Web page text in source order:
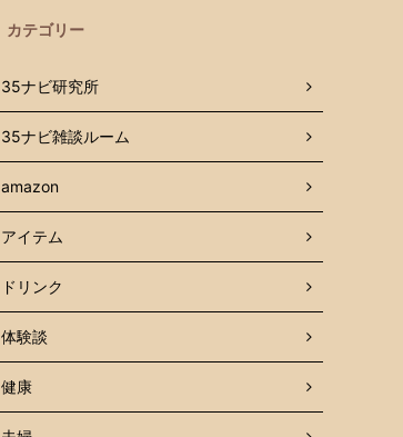
カテゴリー
35ナビ研究所
35ナビ雑談ルーム
amazon
アイテム
ドリンク
体験談
健康